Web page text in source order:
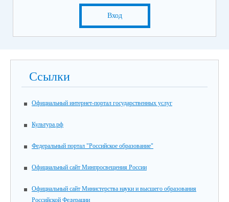
Вход
Ссылки
Официальный интернет-портал государственных услуг
Культура.рф
Федеральный портал "Российское образование"
Официальный сайт Минпросвещения России
Официальный сайт Министерства науки и высшего образования
Российской Федерации